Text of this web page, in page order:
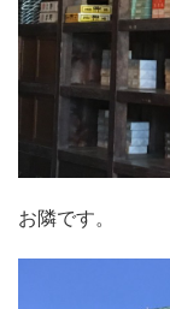
お隣です。